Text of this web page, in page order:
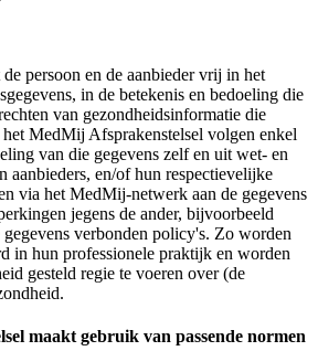
persoon en de aanbieder vrij in het
in de betekenis en bedoeling die
van gezondheidsinformatie die
MedMij Afsprakenstelsel volgen enkel
van die gegevens zelf en uit wet- en
aanbieders, en/of hun respectievelijke
via het MedMij-netwerk aan de gegevens
jegens de ander, bijvoorbeeld
verbonden policy's. Zo worden
in hun professionele praktijk en worden
gesteld regie te voeren over (de
maakt gebruik van passende normen